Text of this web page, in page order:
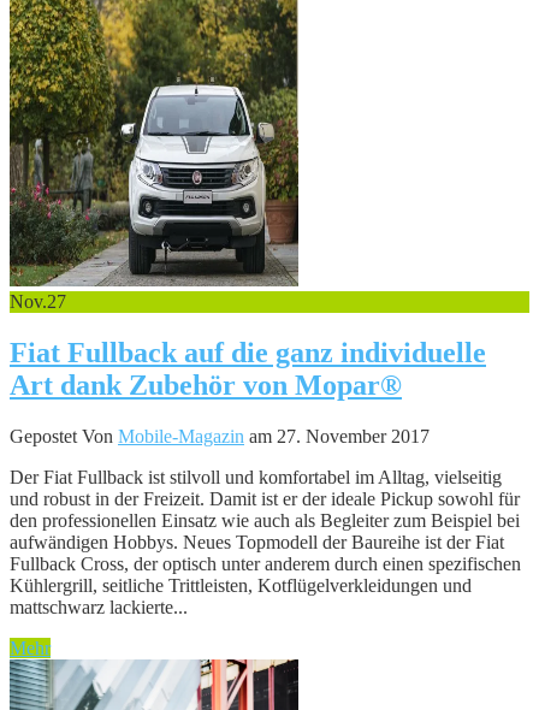
Nov.27
Fiat Fullback auf die ganz individuelle
Art dank Zubehör von Mopar®
Gepostet Von Mobile-Magazin am 27. November 2017
Der Fiat Fullback ist stilvoll und komfortabel im Alltag, vielseitig
und robust in der Freizeit. Damit ist er der ideale Pickup sowohl für
den professionellen Einsatz wie auch als Begleiter zum Beispiel bei
aufwändigen Hobbys. Neues Topmodell der Baureihe ist der Fiat
Fullback Cross, der optisch unter anderem durch einen spezifischen
Kühlergrill, seitliche Trittleisten, Kotflügelverkleidungen und
mattschwarz lackierte...
Mehr